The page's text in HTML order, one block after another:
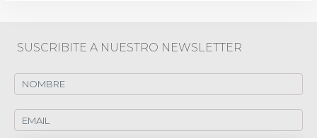
SUSCRIBITE A NUESTRO NEWSLETTER